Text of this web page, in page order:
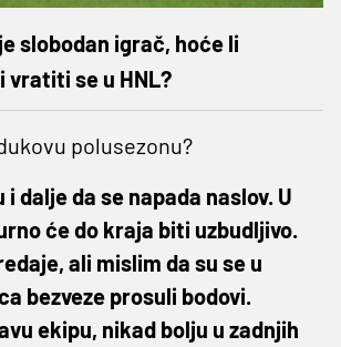
slobodan igrač, hoće li
vratiti se u HNL?
polusezonu?
i dalje da se napada naslov. U
će do kraja biti uzbudljivo.
ali mislim da su se u
bezveze prosuli bodovi.
ekipu, nikad bolju u zadnjih